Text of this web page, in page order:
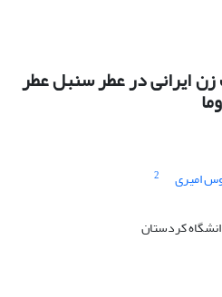
ایرانی در عطر سنبل عطر
امیری
2
کردستان